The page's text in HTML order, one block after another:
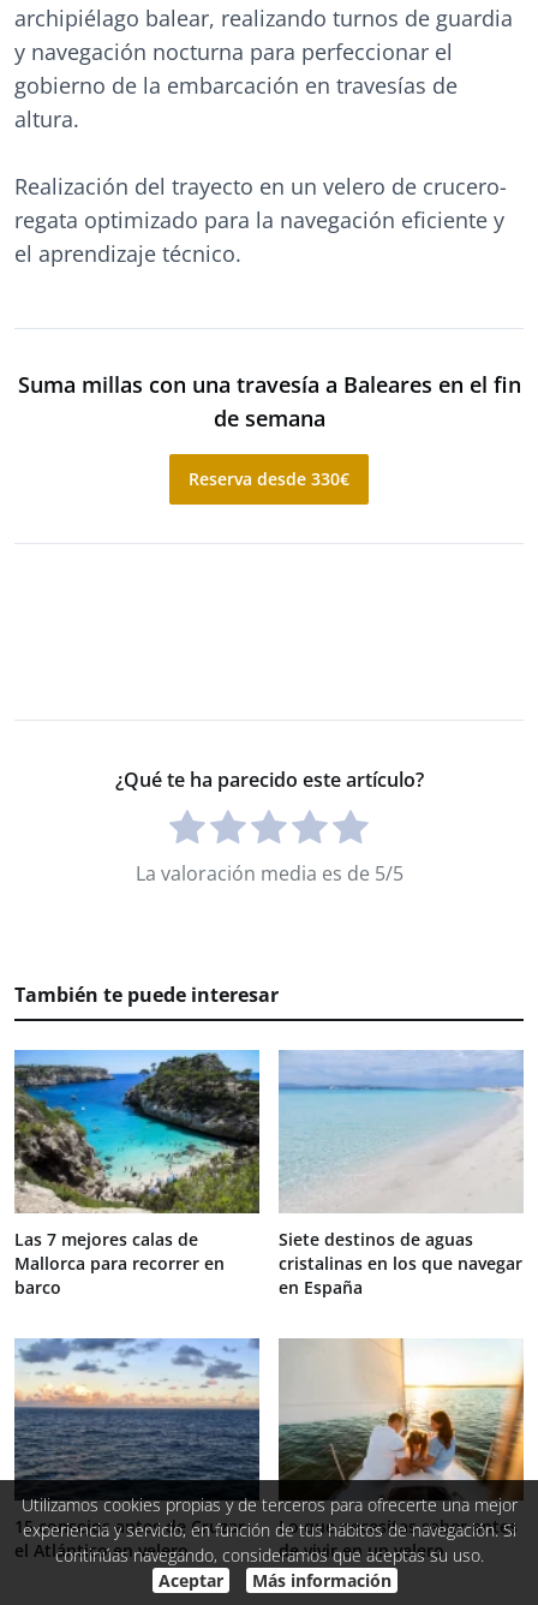
archipiélago balear, realizando turnos de guardia
y navegación nocturna para perfeccionar el
gobierno de la embarcación en travesías de
altura.
Realización del trayecto en un velero de crucero-
regata optimizado para la navegación eficiente y
el aprendizaje técnico.
Suma millas con una travesía a Baleares en el fin
de semana
Reserva desde 330€
¿Qué te ha parecido este artículo?
La valoración media es de 5/5
También te puede interesar
Las 7 mejores calas de
Mallorca para recorrer en
barco
Siete destinos de aguas
cristalinas en los que navegar
en España
15 consejos antes de Cruzar
el Atlántico en velero
Lo que necesitas saber antes
de vivir en un velero
Utilizamos cookies propias y de terceros para ofrecerte una mejor
experiencia y servicio, en función de tus hábitos de navegación. Si
continúas navegando, consideramos que aceptas su uso.
Aceptar
Más información